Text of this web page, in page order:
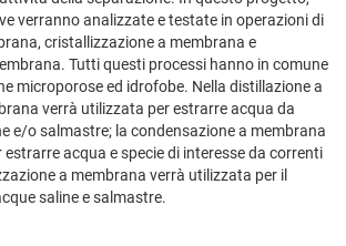
verranno analizzate e testate in operazioni di
cristallizzazione a membrana e
Tutti questi processi hanno in comune
microporose ed idrofobe. Nella distillazione a
verrà utilizzata per estrarre acqua da
e/o salmastre; la condensazione a membrana
acqua e specie di interesse da correnti
a membrana verrà utilizzata per il
saline e salmastre.